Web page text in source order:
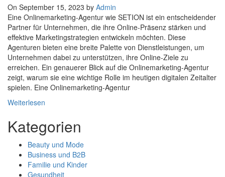
On September 15, 2023 by Admin
Eine Onlinemarketing-Agentur wie SETION ist ein entscheidender
Partner für Unternehmen, die ihre Online-Präsenz stärken und
effektive Marketingstrategien entwickeln möchten. Diese
Agenturen bieten eine breite Palette von Dienstleistungen, um
Unternehmen dabei zu unterstützen, ihre Online-Ziele zu
erreichen. Ein genauerer Blick auf die Onlinemarketing-Agentur
zeigt, warum sie eine wichtige Rolle im heutigen digitalen Zeitalter
spielen. Eine Onlinemarketing-Agentur
Weiterlesen
Kategorien
Beauty und Mode
Business und B2B
Familie und Kinder
Gesundheit